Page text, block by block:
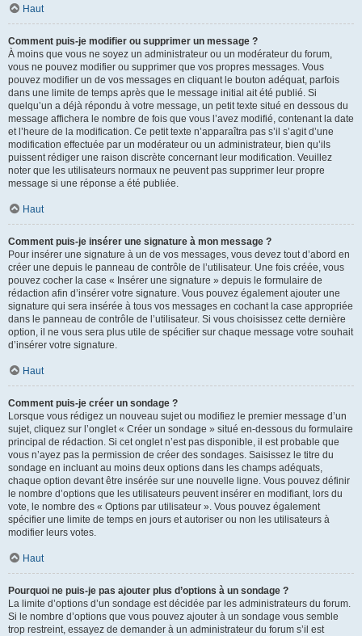
Haut
Comment puis-je modifier ou supprimer un message ?
À moins que vous ne soyez un administrateur ou un modérateur du forum,
vous ne pouvez modifier ou supprimer que vos propres messages. Vous
pouvez modifier un de vos messages en cliquant le bouton adéquat, parfois
dans une limite de temps après que le message initial ait été publié. Si
quelqu’un a déjà répondu à votre message, un petit texte situé en dessous du
message affichera le nombre de fois que vous l’avez modifié, contenant la date
et l’heure de la modification. Ce petit texte n’apparaîtra pas s’il s’agit d’une
modification effectuée par un modérateur ou un administrateur, bien qu’ils
puissent rédiger une raison discrète concernant leur modification. Veuillez
noter que les utilisateurs normaux ne peuvent pas supprimer leur propre
message si une réponse a été publiée.
Haut
Comment puis-je insérer une signature à mon message ?
Pour insérer une signature à un de vos messages, vous devez tout d’abord en
créer une depuis le panneau de contrôle de l’utilisateur. Une fois créée, vous
pouvez cocher la case « Insérer une signature » depuis le formulaire de
rédaction afin d’insérer votre signature. Vous pouvez également ajouter une
signature qui sera insérée à tous vos messages en cochant la case appropriée
dans le panneau de contrôle de l’utilisateur. Si vous choisissez cette dernière
option, il ne vous sera plus utile de spécifier sur chaque message votre souhait
d’insérer votre signature.
Haut
Comment puis-je créer un sondage ?
Lorsque vous rédigez un nouveau sujet ou modifiez le premier message d’un
sujet, cliquez sur l’onglet « Créer un sondage » situé en-dessous du formulaire
principal de rédaction. Si cet onglet n’est pas disponible, il est probable que
vous n’ayez pas la permission de créer des sondages. Saisissez le titre du
sondage en incluant au moins deux options dans les champs adéquats,
chaque option devant être insérée sur une nouvelle ligne. Vous pouvez définir
le nombre d’options que les utilisateurs peuvent insérer en modifiant, lors du
vote, le nombre des « Options par utilisateur ». Vous pouvez également
spécifier une limite de temps en jours et autoriser ou non les utilisateurs à
modifier leurs votes.
Haut
Pourquoi ne puis-je pas ajouter plus d’options à un sondage ?
La limite d’options d’un sondage est décidée par les administrateurs du forum.
Si le nombre d’options que vous pouvez ajouter à un sondage vous semble
trop restreint, essayez de demander à un administrateur du forum s’il est